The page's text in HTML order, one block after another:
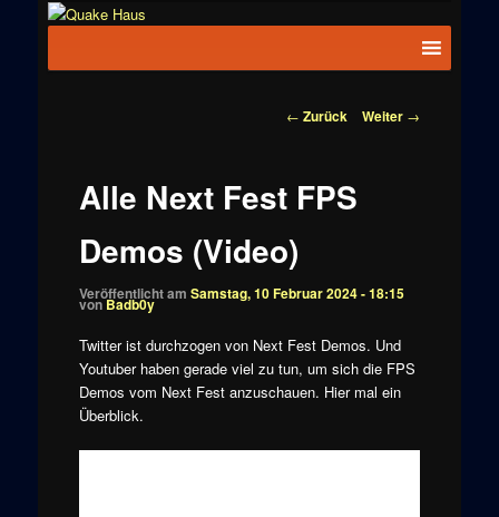
News zu
Beitragsnavigation
← Zurück Weiter →
Alle Next Fest FPS
Demos (Video)
Veröffentlicht am Samstag, 10 Februar 2024 - 18:15
vonBadb0y
Twitter ist durchzogen von Next Fest Demos. Und
Youtuber haben gerade viel zu tun, um sich die FPS
Demos vom Next Fest anzuschauen. Hier mal ein
Überblick.